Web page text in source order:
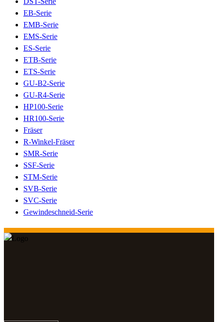
EB-Serie
EMB-Serie
EMS-Serie
ES-Serie
ETB-Serie
ETS-Serie
GU-B2-Serie
GU-R4-Serie
HP100-Serie
HR100-Serie
Fräser
R-Winkel-Fräser
SMR-Serie
SSF-Serie
STM-Serie
SVB-Serie
SVC-Serie
Gewindeschneid-Serie